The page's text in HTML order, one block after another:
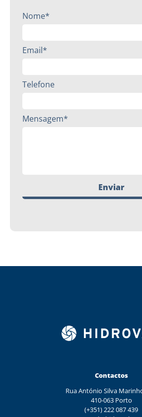
Nome*
Email*
Telefone
Mensagem*
Enviar
Contactos
Rua António Silva
410-063 Porto
(+351) 222 087 439